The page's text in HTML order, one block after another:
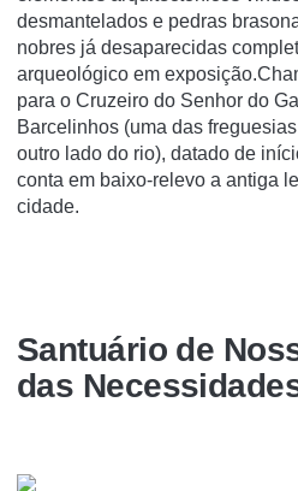
desmantelados e pedras
nobres já desaparecidas
arqueológico em
para o Cruzeiro do Senhor do
Barcelinhos (uma das
outro lado do rio), datado de
conta em baixo-relevo a antiga
cidade.
Santuário de
das